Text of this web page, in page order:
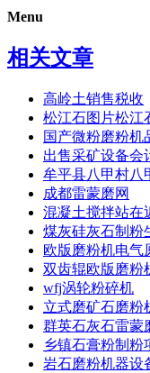
Menu
相关文章
高岭土销售税收
松江石图片松江
国产微粉磨粉机
出售采矿设备会
牟平县八甲村八
成都雷蒙磨网
混凝土搅拌站在
煤灰硅灰石制粉
欧版磨粉机电气
双齿辊欧版磨粉
wfj涡轮粉碎机
立式磨矿石磨粉
群英石灰石雷蒙
乡镇石膏粉制粉
岩石磨粉机器设